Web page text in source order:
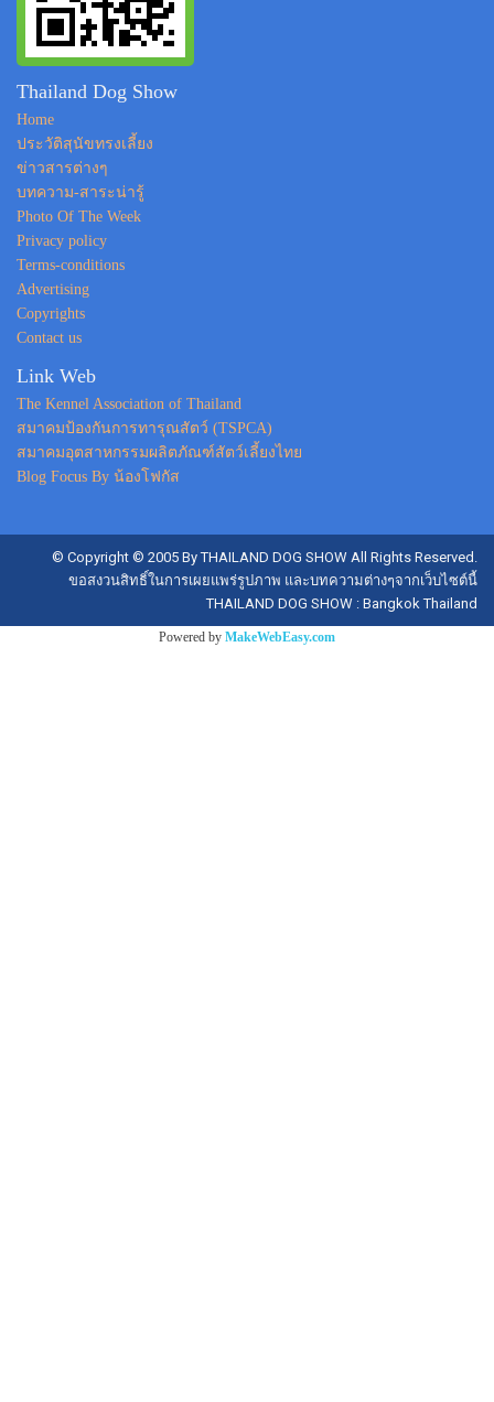
Thailand Dog Show
Home
ประวัติสุนัขทรงเลี้ยง
ข่าวสารต่างๆ
บทความ-สาระน่ารู้
Photo Of The Week
Privacy policy
Terms-conditions
Advertising
Copyrights
Contact us
Link Web
The Kennel Association of Thailand
สมาคมป้องกันการทารุณสัตว์ (TSPCA)
สมาคมอุตสาหกรรมผลิตภัณฑ์สัตว์เลี้ยงไทย
Blog Focus By น้องโฟกัส
© Copyright © 2005 By THAILAND DOG SHOW All Rights Reserved.
ขอสงวนสิทธิ์ในการเผยแพร่รูปภาพ และบทความต่างๆจากเว็บไซต์นี้
THAILAND DOG SHOW : Bangkok Thailand
Powered by MakeWebEasy.com